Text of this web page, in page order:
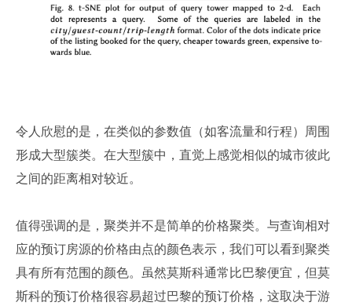
令人欣慰的是，在类似的参数值（如客流量和行程）周围
形成大型簇类。在大型簇中，直觉上感觉相似的城市彼此
之间的距离相对较近。
值得强调的是，聚类并不是简单的价格聚类。与查询相对
应的预订房源的价格由点的颜色表示，我们可以看到聚类
具有所有范围的颜色。虽然莫斯科通常比巴黎便宜，但莫
斯科的预订价格很容易超过巴黎的预订价格，这取决于游